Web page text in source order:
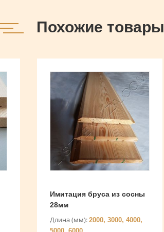
Похожие товары
Имитация бруса из сосны
28мм
Длина (мм): 2000, 3000, 4000,